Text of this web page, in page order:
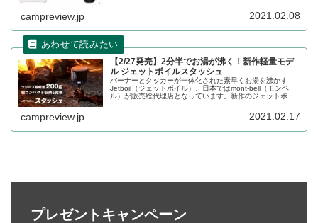
インで買えるおすすめキャンプグッズをご紹介します。
campreview.jp 2021.02.08
【2/27発売】2分半でお湯が沸く！新作軽量モデ
ル ジェットボイルスタッシュ
バーナーとクッカーが一体化された素早くお湯を沸かす
Jetboil（ジェットボイル）。日本ではmont-bell（モンベ
ル）が販売総代理店となっています。新作のジェットボイ
ずか200gと軽量化を実現しています。詳細をレビューしま
campreview.jp 2021.02.17
プレゼントキャンペーン